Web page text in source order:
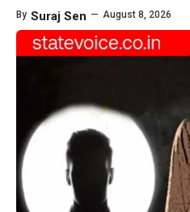
By Suraj Sen — August 8, 2026